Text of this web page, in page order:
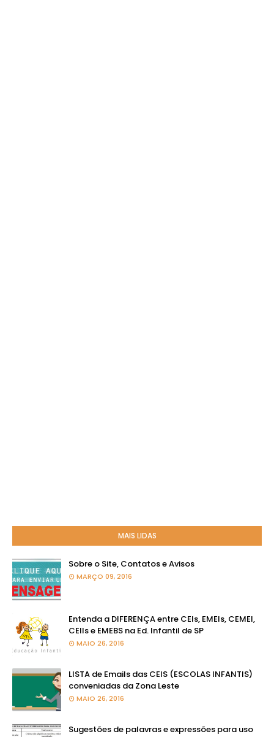
MAIS LIDAS
Sobre o Site, Contatos e Avisos
MARÇO 09, 2016
Entenda a DIFERENÇA entre CEIs, EMEIs, CEMEI,
CEIIs e EMEBS na Ed. Infantil de SP
MAIO 26, 2016
LISTA de Emails das CEIS (ESCOLAS INFANTIS)
conveniadas da Zona Leste
MAIO 26, 2016
Sugestões de palavras e expressões para uso